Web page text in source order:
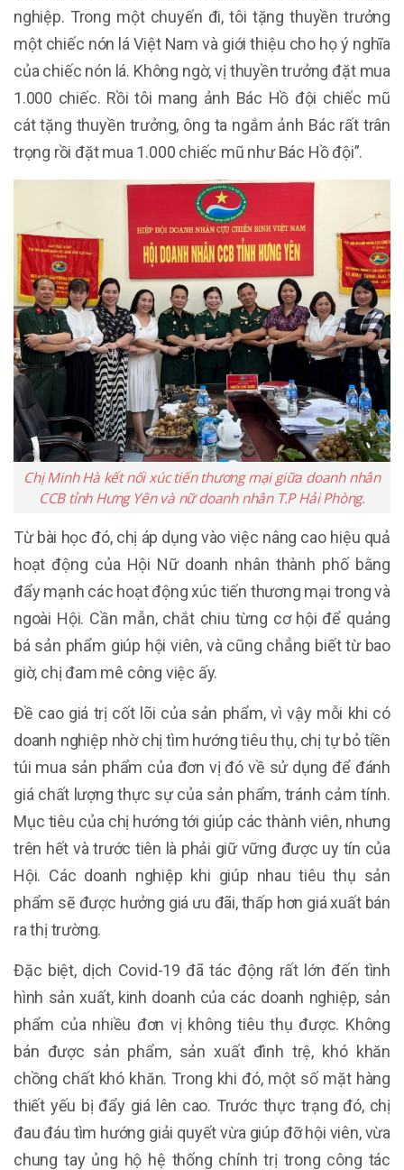
nghiệp. Trong một chuyến đi, tôi tặng thuyền trưởng
một chiếc nón lá Việt Nam và giới thiệu cho họ ý nghĩa
của chiếc nón lá. Không ngờ, vị thuyền trưởng đặt mua
1.000 chiếc. Rồi tôi mang ảnh Bác Hồ đội chiếc mũ
cát tặng thuyền trưởng, ông ta ngắm ảnh Bác rất trân
trọng rồi đặt mua 1.000 chiếc mũ như Bác Hồ đội”.
Chị Minh Hà kết nối xúc tiến thương mại giữa doanh nhân
CCB tỉnh Hưng Yên và nữ doanh nhân T.P Hải Phòng.
Từ bài học đó, chị áp dụng vào việc nâng cao hiệu quả
hoạt động của Hội Nữ doanh nhân thành phố bằng
đẩy mạnh các hoạt động xúc tiến thương mại trong và
ngoài Hội. Cần mẫn, chắt chiu từng cơ hội để quảng
bá sản phẩm giúp hội viên, và cũng chẳng biết từ bao
giờ, chị đam mê công việc ấy.
Đề cao giá trị cốt lõi của sản phẩm, vì vậy mỗi khi có
doanh nghiệp nhờ chị tìm hướng tiêu thụ, chị tự bỏ tiền
túi mua sản phẩm của đơn vị đó về sử dụng để đánh
giá chất lượng thực sự của sản phẩm, tránh cảm tính.
Mục tiêu của chị hướng tới giúp các thành viên, nhưng
trên hết và trước tiên là phải giữ vững được uy tín của
Hội. Các doanh nghiệp khi giúp nhau tiêu thụ sản
phẩm sẽ được hưởng giá ưu đãi, thấp hơn giá xuất bán
ra thị trường.
Đặc biệt, dịch Covid-19 đã tác động rất lớn đến tình
hình sản xuất, kinh doanh của các doanh nghiệp, sản
phẩm của nhiều đơn vị không tiêu thụ được. Không
bán được sản phẩm, sản xuất đình trệ, khó khăn
chồng chất khó khăn. Trong khi đó, một số mặt hàng
thiết yếu bị đẩy giá lên cao. Trước thực trạng đó, chị
đau đáu tìm hướng giải quyết vừa giúp đỡ hội viên, vừa
chung tay ủng hộ hệ thống chính trị trong công tác